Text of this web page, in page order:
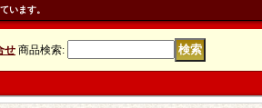
います。
せ 商品検索: